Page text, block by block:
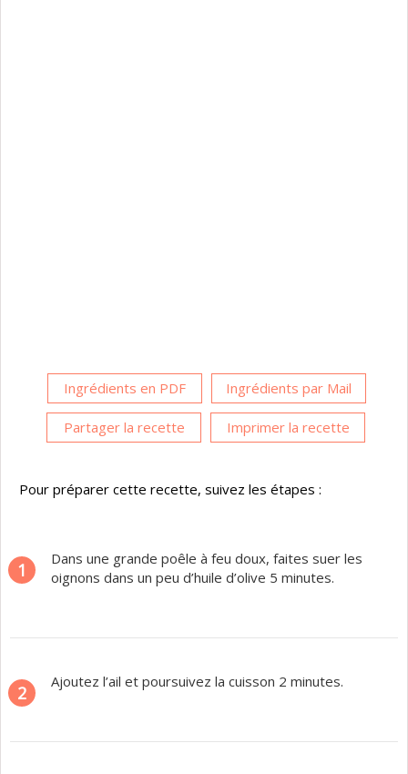
Ingrédients en PDF Ingrédients par Mail
Partager la recette Imprimer la recette
Pour préparer cette recette, suivez les étapes :
1
Dans une grande poêle à feu doux, faites suer les
oignons dans un peu d’huile d’olive 5 minutes.
2
Ajoutez l’ail et poursuivez la cuisson 2 minutes.